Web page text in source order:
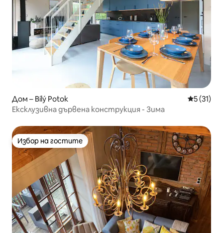
Дом – Bílý Potok Средна
5 (31)
Ексклузивна дървена конструкция - Зима
Избор на гостите
Избор на гостите